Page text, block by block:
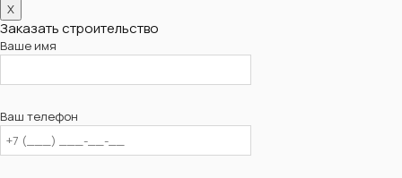
X
Заказать строительство
Ваше имя
Ваш телефон